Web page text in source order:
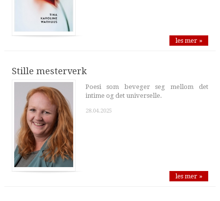
les mer »
Stille mesterverk
Poesi som beveger seg mellom det
intime og det universelle.
28.04.2025
les mer »